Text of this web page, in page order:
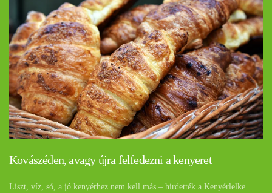
Kovászéden, avagy újra felfedezni a kenyeret
Liszt, víz, só, a jó kenyérhez nem kell más – hirdették a Kenyérlelke